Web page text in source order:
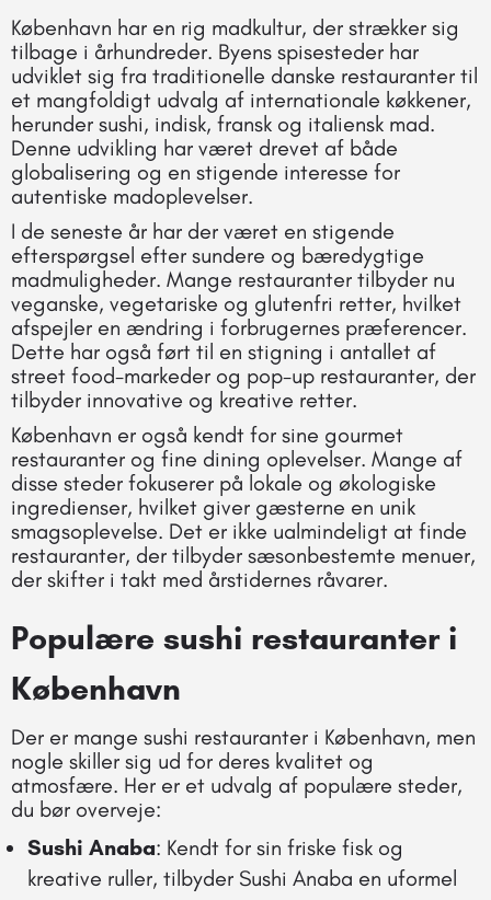
København har en rig madkultur, der strækker sig
tilbage i århundreder. Byens spisesteder har
udviklet sig fra traditionelle danske restauranter til
et mangfoldigt udvalg af internationale køkkener,
herunder sushi, indisk, fransk og italiensk mad.
Denne udvikling har været drevet af både
globalisering og en stigende interesse for
autentiske madoplevelser.
I de seneste år har der været en stigende
efterspørgsel efter sundere og bæredygtige
madmuligheder. Mange restauranter tilbyder nu
veganske, vegetariske og glutenfri retter, hvilket
afspejler en ændring i forbrugernes præferencer.
Dette har også ført til en stigning i antallet af
street food-markeder og pop-up restauranter, der
tilbyder innovative og kreative retter.
København er også kendt for sine gourmet
restauranter og fine dining oplevelser. Mange af
disse steder fokuserer på lokale og økologiske
ingredienser, hvilket giver gæsterne en unik
smagsoplevelse. Det er ikke ualmindeligt at finde
restauranter, der tilbyder sæsonbestemte menuer,
der skifter i takt med årstidernes råvarer.
Populære sushi restauranter i
København
Der er mange sushi restauranter i København, men
nogle skiller sig ud for deres kvalitet og
atmosfære. Her er et udvalg af populære steder,
du bør overveje:
Sushi Anaba: Kendt for sin friske fisk og
kreative ruller, tilbyder Sushi Anaba en uformel